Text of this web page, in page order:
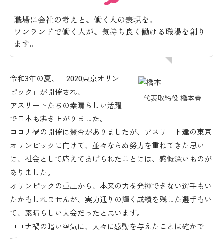
職場に会社の考えと、働く人の表現を。
ワンランドで働く人が、気持ち良く働ける職場を創り
ます。
代表取締役 橋本善一
令和3年の夏、「2020東京オリン
ピック」が開催され、
アスリートたちの素晴らしい活躍
で日本も沸き上がりました。
コロナ禍の開催に賛否がありましたが、アスリート達の東京
オリンピックに向けて、並々ならぬ努力を重ねてきた思い
に、社会として応えてあげられたことには、感慨深いものが
ありました。
オリンピックの重圧から、本来の力を発揮できない選手もい
たかもしれませんが、実力通りの輝く成績を残した選手もい
て、素晴らしい大会だったと思います。
コロナ禍の暗い空気に、人々に感動を与えたことは確かで